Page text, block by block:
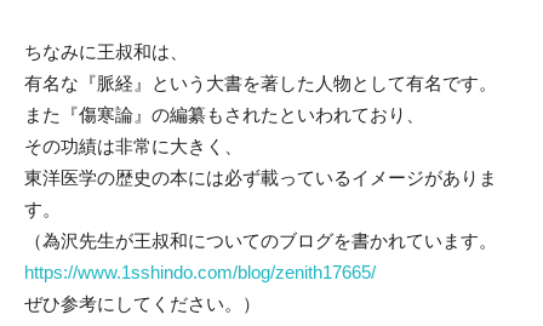
ちなみに王叔和は、
有名な『脈経』という大書を著した人物として有名です。
また『傷寒論』の編纂もされたといわれており、
その功績は非常に大きく、
東洋医学の歴史の本には必ず載っているイメージがありま
す。
（為沢先生が王叔和についてのブログを書かれています。
https://www.1sshindo.com/blog/zenith17665/
ぜひ参考にしてください。）